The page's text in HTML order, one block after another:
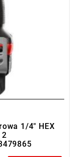
1/4" HEX
2